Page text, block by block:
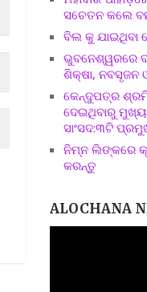
ସଚେତନ କଲେ
ବିଲ କୁ ଯାଇଥିବା
ଭୁବନେଶ୍ୱରରେ
ଶିକ୍ଷା, ନବସୃଜନ
କେନ୍ଦୁପତ୍ର
ଦେଇଥିବାରୁ
ସାଂସଦ:୩ଟି
ନିମ୍ନ ଲିଙ୍କରେ
କରନ୍ତୁ
ALOCHANA